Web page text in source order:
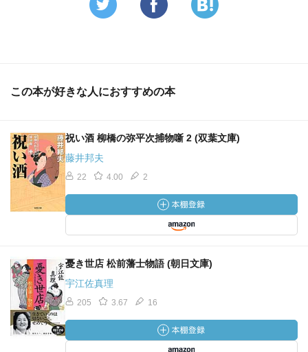
この本が好きな人におすすめの本
祝い酒 柳橋の弥平次捕物噺 2 (双葉文庫)
藤井邦夫
22 4.00 2
憂き世店 松前藩士物語 (朝日文庫)
宇江佐真理
205 3.67 16